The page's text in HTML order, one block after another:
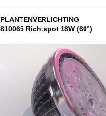
PLANTENVERLICHTING
810065 Richtspot 18W (60°)